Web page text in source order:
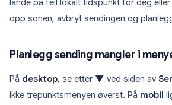
lande på feil lokalt tidspunkt for deg
opp sonen, avbryt sendingen og
Planlegg sending mangler i
På desktop, se etter ▼ ved siden av
ikke trepunktsmenyen øverst. På mobil